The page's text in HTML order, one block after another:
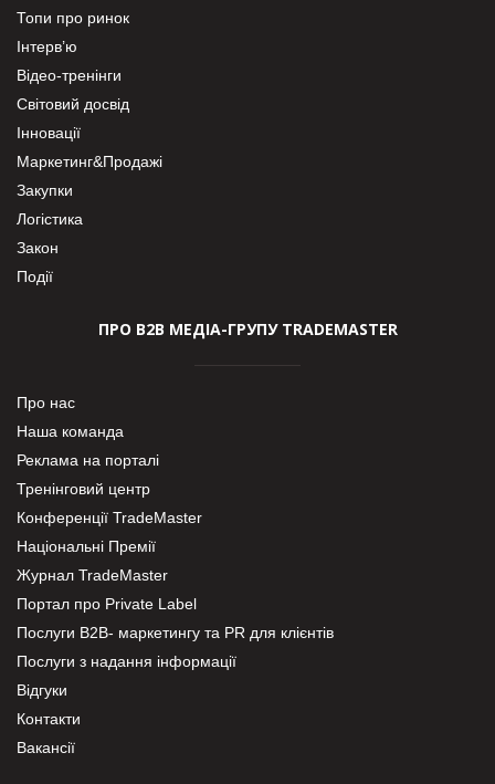
Топи про ринок
Інтерв’ю
Відео-тренінги
Світовий досвід
Інновації
Маркетинг&Продажі
Закупки
Логістика
Закон
Події
ПРО В2В МЕДІА-ГРУПУ TRADEMASTER
Про нас
Наша команда
Реклама на порталі
Тренінговий центр
Конференції TradeMaster
Національні Премії
Журнал TradeMaster
Портал про Private Label
Послуги В2В- маркетингу та PR для клієнтів
Послуги з надання інформації
Відгуки
Контакти
Вакансії